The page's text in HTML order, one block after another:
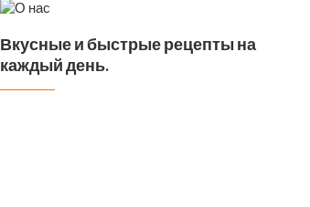
Вкусные и быстрые рецепты на
каждый день.